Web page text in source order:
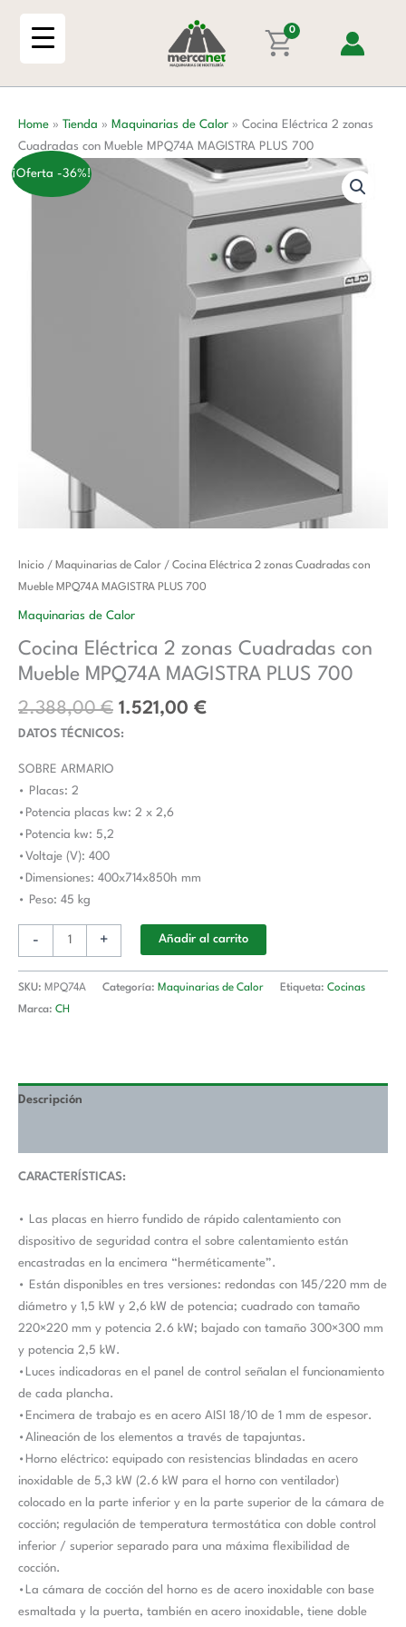
0
Home » Tienda » Maquinarias de Calor » Cocina Eléctrica 2 zonas
Cuadradas con Mueble MPQ74A MAGISTRA PLUS 700
¡Oferta -36%!
Inicio / Maquinarias de Calor / Cocina Eléctrica 2 zonas Cuadradas con
Mueble MPQ74A MAGISTRA PLUS 700
Maquinarias de Calor
Cocina Eléctrica 2 zonas Cuadradas con
Mueble MPQ74A MAGISTRA PLUS 700
2.388,00€
El
precio
original
2.388,00 €.
1.521,00 €
El
1.521,00 €.
DATOS TÉCNICOS:
SOBRE ARMARIO
• Placas: 2
•Potencia placas kw: 2 x 2,6
•Potencia kw: 5,2
•Voltaje (V): 400
•Dimensiones: 400x714x850h mm
• Peso: 45 kg
-
Cocina
Eléctrica
2
Cuadradas
con
MPQ74A
MAGISTRA
+ Añadir al carrito
SKU: MPQ74A Categoría: Maquinarias de Calor Etiqueta: Cocinas
Marca: CH
Descripción
CARACTERÍSTICAS:
• Las placas en hierro fundido de rápido calentamiento con
dispositivo de seguridad contra el sobre calentamiento están
encastradas en la encimera “herméticamente”.
• Están disponibles en tres versiones: redondas con 145/220 mm de
diámetro y 1,5 kW y 2,6 kW de potencia; cuadrado con tamaño
220×220 mm y potencia 2.6 kW; bajado con tamaño 300×300 mm
y potencia 2,5 kW.
•Luces indicadoras en el panel de control señalan el funcionamiento
de cada plancha.
•Encimera de trabajo es en acero AISI 18/10 de 1 mm de espesor.
•Alineación de los elementos a través de tapajuntas.
•Horno eléctrico: equipado con resistencias blindadas en acero
inoxidable de 5,3 kW (2.6 kW para el horno con ventilador)
colocado en la parte inferior y en la parte superior de la cámara de
cocción; regulación de temperatura termostática con doble control
inferior / superior separado para una máxima flexibilidad de
cocción.
•La cámara de cocción del horno es de acero inoxidable con base
esmaltada y la puerta, también en acero inoxidable, tiene doble
Cuadradas
con
Mueble
MAGISTRA
PLUS
700
cantidad